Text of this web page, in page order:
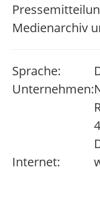
Medienarchiv
Sprache:
Unternehmen:
Internet: